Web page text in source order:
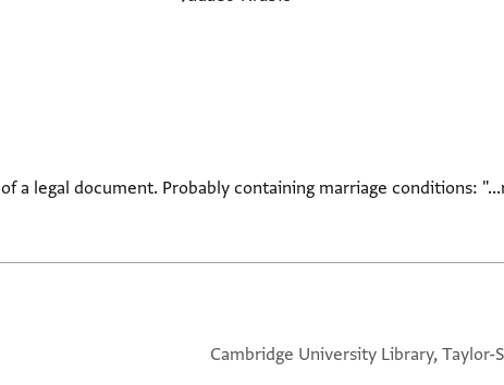
a legal document. Probably containing marriage conditions:
Cambridge University Library, Taylor-